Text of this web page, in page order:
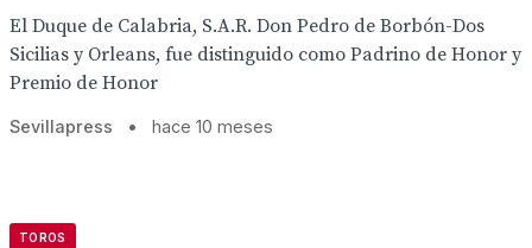
El Duque de Calabria, S.A.R. Don Pedro de Borbón-Dos
Sicilias y Orleans, fue distinguido como Padrino de Honor y
Premio de Honor
Sevillapress • hace 10 meses
TOROS